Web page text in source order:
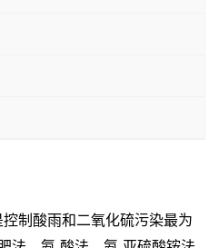
制酸雨和二氧化硫污染最为